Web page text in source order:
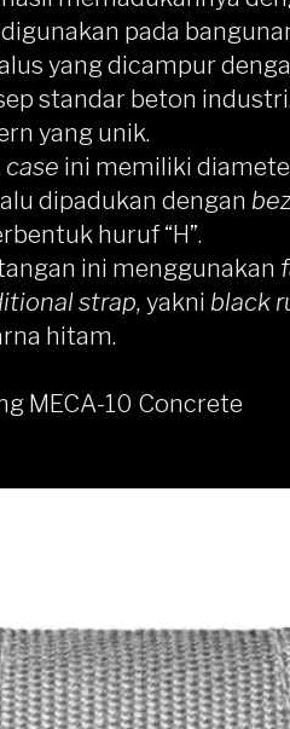
pada
yang dicampur
standar beton
yang unik.
case ini memiliki
dipadukan dengan
huruf “H”.
ini menggunakan
strap, yakni black
hitam.
MECA-10 Concrete